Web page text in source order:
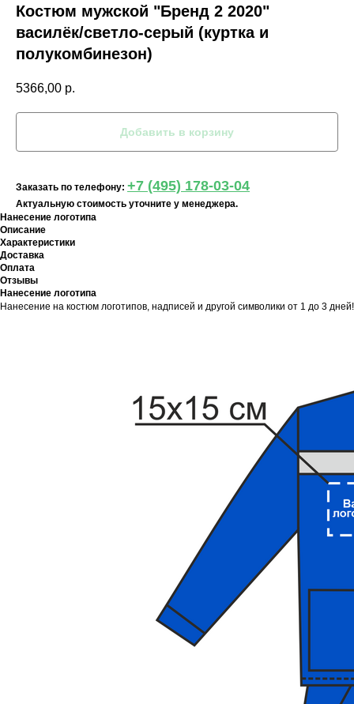
Костюм мужской "Бренд 2 2020"
василёк/светло-серый (куртка и
полукомбинезон)
5366,00 р.
Добавить в корзину
Заказать по телефону: +7 (495) 178-03-04
Актуальную стоимость уточните у менеджера.
Нанесение логотипа
Описание
Характеристики
Доставка
Оплата
Отзывы
Нанесение логотипа
Нанесение на костюм логотипов, надписей и другой символики от 1 до 3 дней!